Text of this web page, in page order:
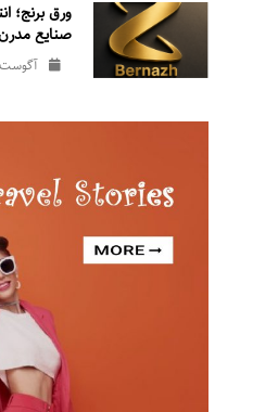
ورق برنج؛
صنایع
آگوست 1, 2026